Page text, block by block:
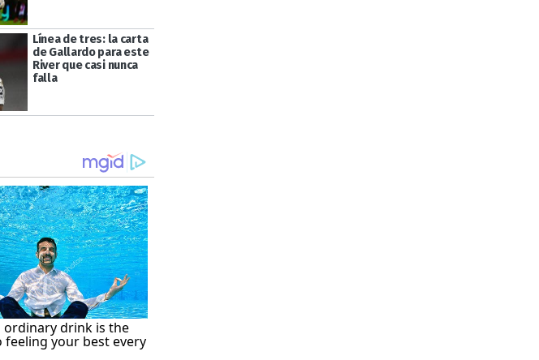
Línea de tres: la carta
de Gallardo para este
River que casi nunca
falla